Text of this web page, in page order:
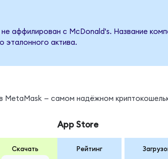
аффилирован с McDonald's. Название
эталонного актива.
MetaMask — самом надёжном
Скачать
App Store
Рейтинг